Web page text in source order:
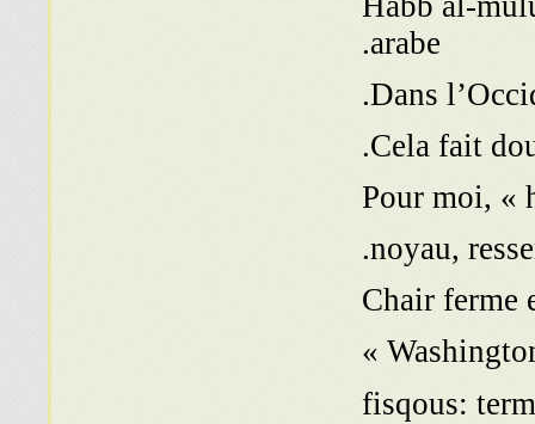
arabe.
Cela fait
Pour moi, «
Chair ferme
«
fisqous: